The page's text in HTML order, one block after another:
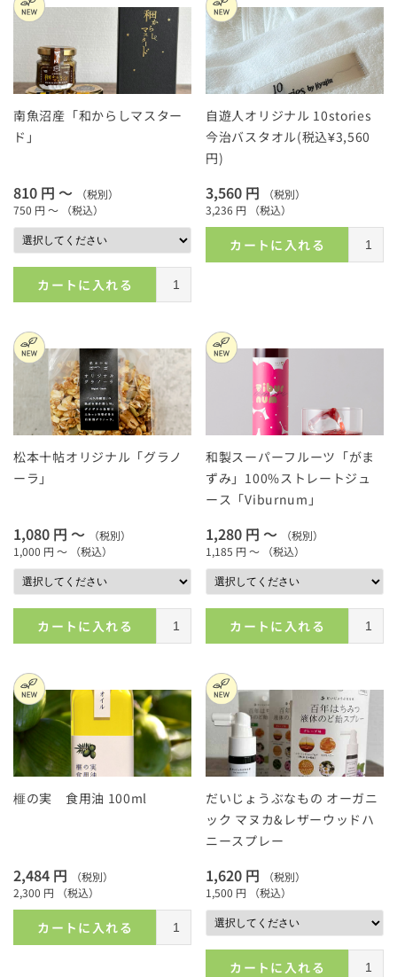
南魚沼産「和からしマスター
ド」
810 円 ～
（税別）
750 円 ～
（税込）
カートに入れる
自遊人オリジナル 10stories
今治バスタオル(税込¥3,560
円)
3,560 円
（税別）
3,236 円
（税込）
カートに入れる
松本十帖オリジナル「グラノ
ーラ」
1,080 円 ～
（税別）
1,000 円 ～
（税込）
カートに入れる
和製スーパーフルーツ「がま
ずみ」100%ストレートジュ
ース「Viburnum」
1,280 円 ～
（税別）
1,185 円 ～
（税込）
カートに入れる
榧の実 食用油 100ml
2,484 円
（税別）
2,300 円
（税込）
カートに入れる
だいじょうぶなもの オーガニ
ック マヌカ&レザーウッドハ
ニースプレー
1,620 円
（税別）
1,500 円
（税込）
カートに入れる